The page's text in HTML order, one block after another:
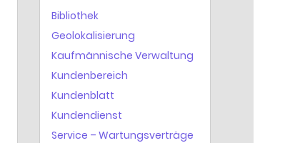
Bibliothek
Geolokalisierung
Kaufmännische Verwaltung
Kundenbereich
Kundenblatt
Kundendienst
Service – Wartungsverträge